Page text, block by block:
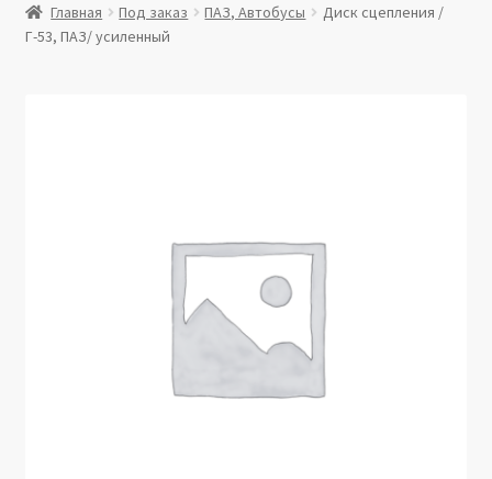
Витрина
Юридические данные
Главная Под заказ ПАЗ, Автобусы
Диск сцепления /
Г-53, ПАЗ/ усиленный